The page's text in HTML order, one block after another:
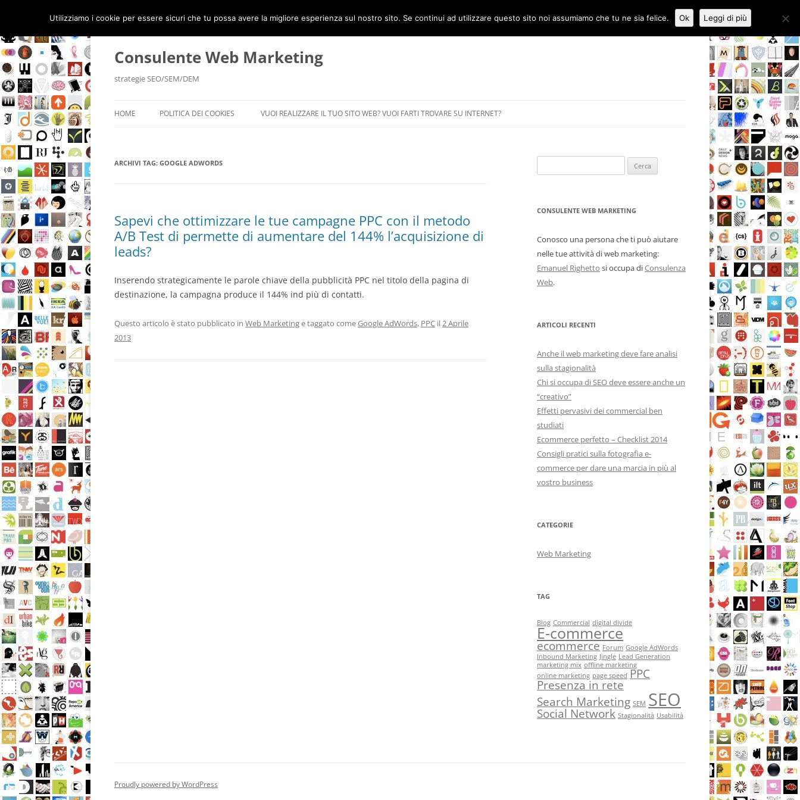
al
Consulente Web Marketing
strategie SEO/SEM/DEM
HOME POLITICA DEI COOKIES VUOI REALIZZARE IL TUO SITO WEB? VUOI FARTI TROVARE SU INTERNET?
ARCHIVI TAG: GOOGLE ADWORDS
Sapevi che ottimizzare le tue campagne PPC con il metodo
A/B Test di permette di aumentare del 144% l’acquisizione di
leads?
Inserendo strategicamente le parole chiave della pubblicità PPC nel titolo della pagina di
destinazione, la campagna produce il 144% ind più di contatti.
Questo articolo è stato pubblicato in Web Marketinge taggato comeGoogle AdWords, PPC il2 Aprile
2013
per:
CONSULENTE WEB MARKETING
Conosco una persona che ti può aiutare
nelle tue attività di web marketing:
Emanuel Righetto si occupa diConsulenza
Web.
ARTICOLI RECENTI
Anche il web marketing deve fare analisi
sulla stagionalità
Chi si occupa di SEO deve essere anche un
“creativo”
Effetti pervasivi dei commercial ben
studiati
Ecommerce perfetto – Checklist 2014
Consigli pratici sulla fotografia e-
commerce per dare una marcia in più al
vostro business
CATEGORIE
Web Marketing
TAG
Blog Commercial digital divide
E-commerce
ecommerce Forum Google AdWords
Inbound Marketing Jingle Lead Generation
marketing mix offline marketing
online marketing page speed PPC
Presenza in rete
Search Marketing SEM SEO
Social Network Stagionalità Usabilità
Proudly powered by WordPress
Utilizziamo i cookie per essere sicuri che tu possa avere la migliore esperienza sul nostro sito. Se continui ad utilizzare questo sito noi assumiamo che tu ne sia felice. Ok Leggi di più